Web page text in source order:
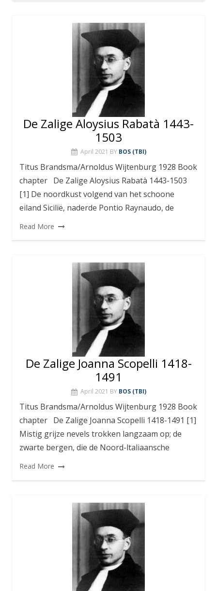
De Zalige Aloysius Rabatà 1443-
1503
April 2021 BY BOS (TBI)
Titus Brandsma/Arnoldus Wijtenburg 1928 Book
chapter De Zalige Aloysius Rabatà 1443-1503
[1] De noordkust volgend van het schoone
eiland Sicilië, naderde Pontio Raynaudo, de
Read More
De Zalige Joanna Scopelli 1418-
1491
April 2021 BY BOS (TBI)
Titus Brandsma/Arnoldus Wijtenburg 1928 Book
chapter De Zalige Joanna Scopelli 1418-1491 [1]
Mistig grijze nevels trokken langzaam op; de
zwarte bergen, die de Noord-ltaliaansche
Read More